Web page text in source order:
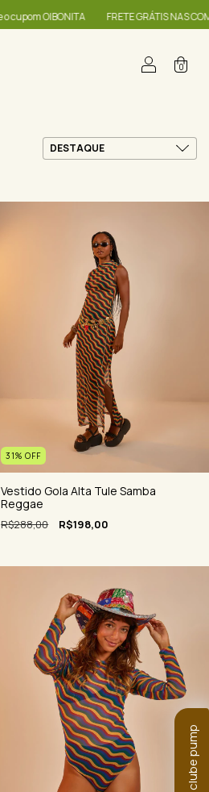
FRETE GRÁTIS NAS COMPRAS A PARTIR DE
0
31%OFF
Vestido Gola Alta Tule Samba
Reggae
R$288,00 R$198,00
clube pump